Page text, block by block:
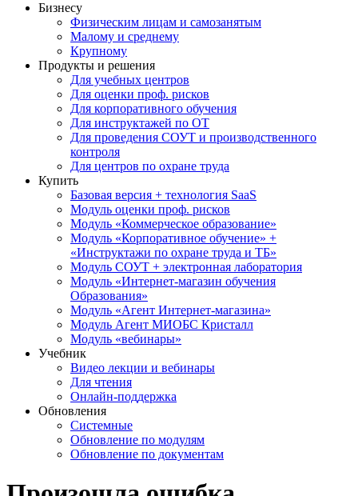
Бизнесу
Физическим лицам и самозанятым
Малому и среднему
Крупному
Продукты и решения
Для учебных центров
Для оценки проф. рисков
Для корпоративного обучения
Для инструктажей по ОТ
Для проведения СОУТ и производственного
контроля
Для центров по охране труда
Купить
Базовая версия + технология SaaS
Модуль оценки проф. рисков
Модуль «Коммерческое образование»
Модуль «Корпоративное обучение» +
«Инструктажи по охране труда и ТБ»
Модуль СОУТ + электронная лаборатория
Модуль «Интернет-магазин обучения
Образования»
Модуль «Агент Интернет-магазина»
Модуль Агент МИОБС Кристалл
Модуль «вебинары»
Учебник
Видео лекции и вебинары
Для чтения
Онлайн-поддержка
Обновления
Системные
Обновление по модулям
Обновление по документам